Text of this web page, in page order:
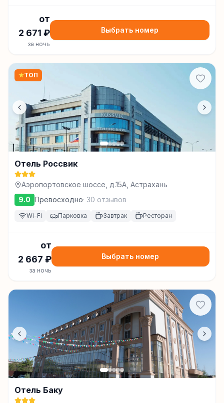
от
2 671 ₽
за ночь
Выбрать номер
★ТОП
Отель Россвик
Аэропортовское шоссе, д.15A, Астрахань
9.0 Превосходно· 30 отзывов
Wi-Fi Парковка Завтрак Ресторан
от
2 667 ₽
за ночь
Выбрать номер
Отель Баку